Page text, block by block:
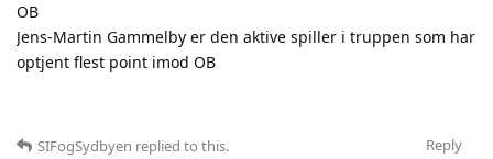
OB
Jens-Martin Gammelby er den aktive spiller i truppen som har
optjent flest point imod OB
Reply
SIFogSydbyen replied to this.